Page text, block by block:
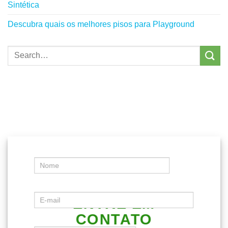
Sintética
Descubra quais os melhores pisos para Playground
ENTRE EM
CONTATO